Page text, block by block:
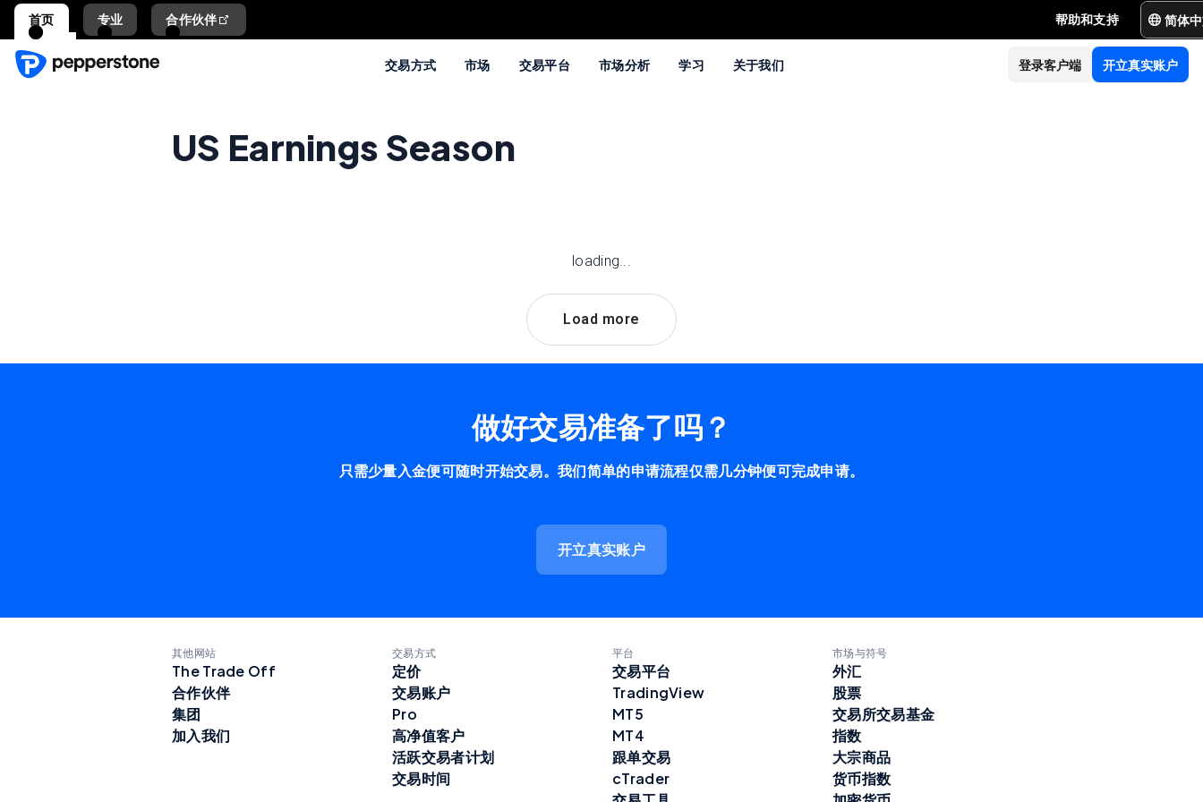
首页 专业 合作伙伴 帮助和支持 简体
交易方式 市场 交易平台 市场分析 学习 关于我们 开立真实账户
登录客户端
US Earnings Season
loading...
Load more
做好交易准备了吗？
只需少量入金便可随时开始交易。我们简单的申请流程仅需几分钟便可完成申请。
开立真实账户
其他网站
The Trade Off
合作伙伴
集团
加入我们
交易方式
定价
交易账户
Pro
高净值客户
活跃交易者计划
交易时间
平台
交易平台
TradingView
MT5
MT4
跟单交易
cTrader
市场与符号
外汇
股票
交易所交易基金
指数
大宗商品
货币指数